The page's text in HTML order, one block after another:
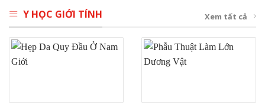
Y HỌC GIỚI TÍNH Xem tất cả